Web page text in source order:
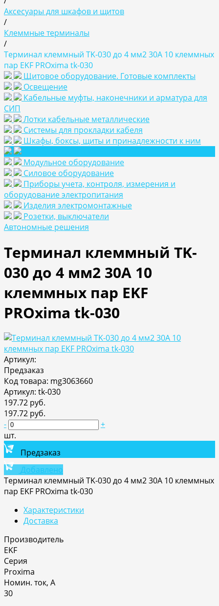
Аксесуары для шкафов и щитов
/
Клеммные терминалы
/
Терминал клеммный TK-030 до 4 мм2 30A 10 клеммных
пар EKF PROxima tk-030
Щитовое оборудование. Готовые комплекты
Освещение
Кабельные муфты, наконечники и арматура для
СИП
Лотки кабельные металлические
Системы для прокладки кабеля
Шкафы, боксы, щиты и принадлежности к ним
Модульное оборудование
Силовое оборудование
Приборы учета, контроля, измерения и
оборудование электропитания
Изделия электромонтажные
Розетки, выключатели
Автономные решения
Терминал клеммный TK-
030 до 4 мм2 30A 10
клеммных пар EKF
PROxima tk-030
Артикул:
Предзаказ
Код товара: mg3063660
Артикул: tk-030
197.72 руб.
197.72 руб.
-
+
шт.
Предзаказ
Добавлено
Терминал клеммный TK-030 до 4 мм2 30A 10 клеммных
пар EKF PROxima tk-030
Характеристики
Доставка
Производитель
EKF
Серия
Proxima
Номин. ток, А
30